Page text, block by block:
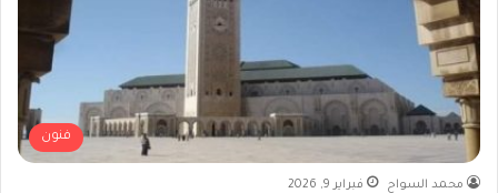
فنون
محمد السواح فبراير 9, 2026